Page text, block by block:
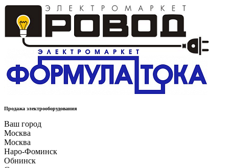
Продажа электрооборудования
Ваш город
Москва
Москва
Наро-Фоминск
Обнинск